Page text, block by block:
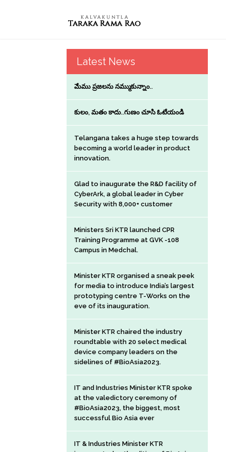
Latest News
మేము ప్రజలను నమ్ముకున్నాం..
కులం, మతం కాదు..గుణం చూసి ఓటేయండి
Telangana takes a huge step towards
becoming a world leader in product
innovation.
Glad to inaugurate the R&D facility of
CyberArk, a global leader in Cyber
Security with 8,000+ customer
Ministers Sri KTR launched CPR
Training Programme at GVK -108
Campus in Medchal.
Minister KTR organised a sneak peek
for media to introduce India’s largest
prototyping centre T-Works on the
eve of its inauguration.
Minister KTR chaired the industry
roundtable with 20 select medical
device company leaders on the
sidelines of #BioAsia2023.
IT and Industries Minister KTR spoke
at the valedictory ceremony of
#BioAsia2023, the biggest, most
successful Bio Asia ever
IT & Industries Minister KTR